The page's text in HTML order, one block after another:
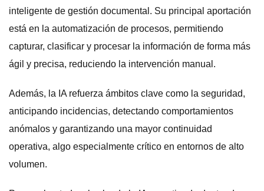
inteligente de gestión documental. Su principal aportación
está en la automatización de procesos, permitiendo
capturar, clasificar y procesar la información de forma más
ágil y precisa, reduciendo la intervención manual.
Además, la IA refuerza ámbitos clave como la seguridad,
anticipando incidencias, detectando comportamientos
anómalos y garantizando una mayor continuidad
operativa, algo especialmente crítico en entornos de alto
volumen.